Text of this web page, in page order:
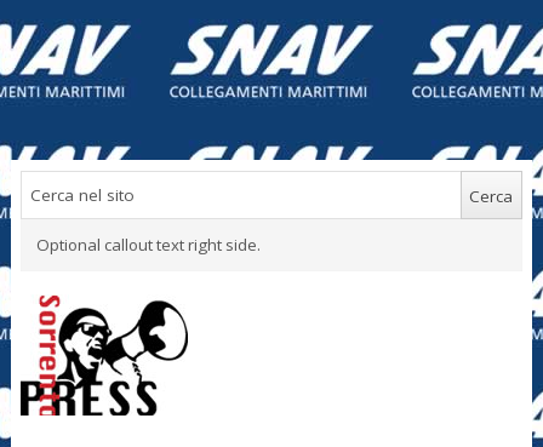
Optional callout text right side.